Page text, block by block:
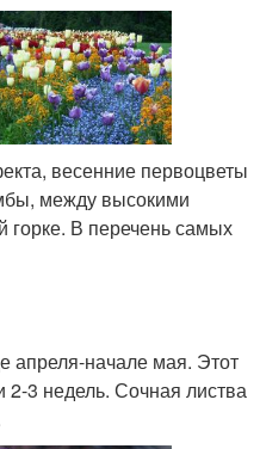
весенние первоцветы
между высокими
горке. В перечень самых
апреля-начале мая. Этот
2-3 недель. Сочная листва